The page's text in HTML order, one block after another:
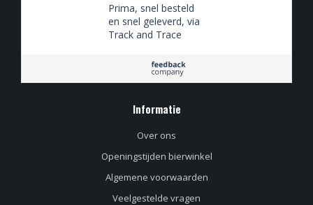
Prima, snel besteld
en snel geleverd, via
Track and Trace
van waar de
bestelling zich
bevond.
Informatie
Over ons
Openingstijden bierwinkel
Algemene voorwaarden
Veelgestelde vragen